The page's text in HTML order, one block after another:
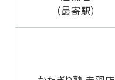
（最寄駅）